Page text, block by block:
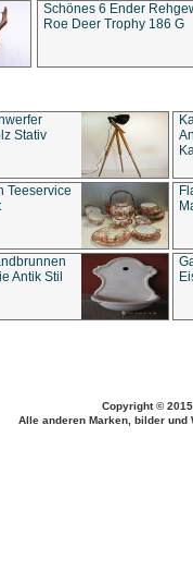
Schönes 6 Ender
Roe Deer Trophy 186 G
Stativ
Teeservice
Antik Stil
Copyright ©
Alle anderen Marken, bilder und